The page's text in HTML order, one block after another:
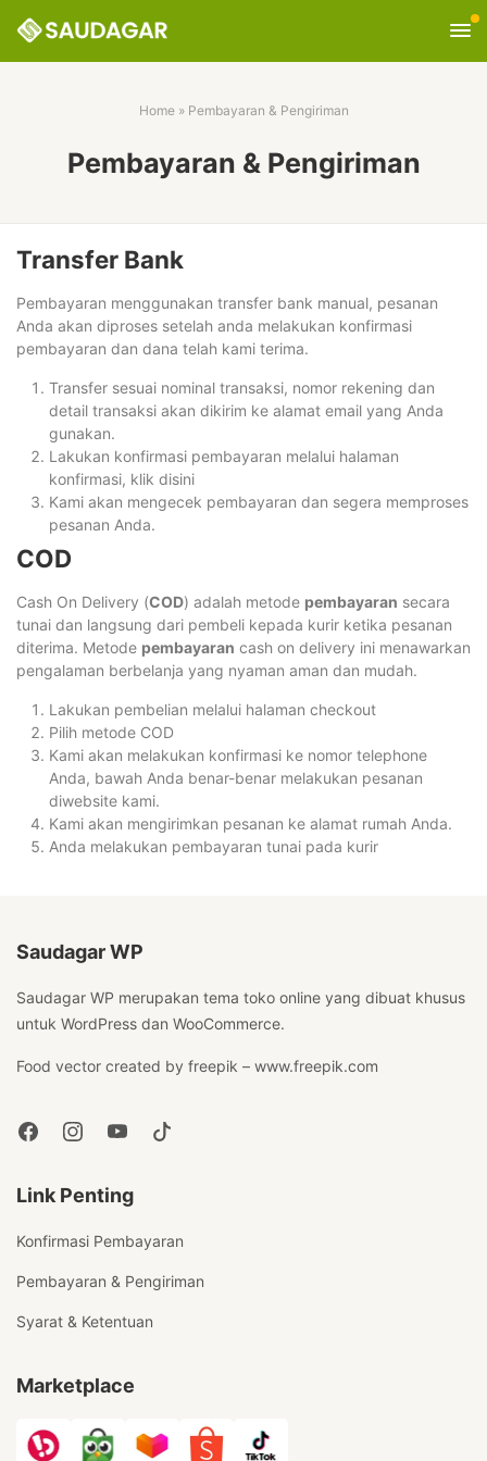
Home» Pembayaran & Pengiriman
Pembayaran & Pengiriman
Transfer Bank
Pembayaran menggunakan transfer bank manual, pesanan
Anda akan diproses setelah anda melakukan konfirmasi
pembayaran dan dana telah kami terima.
Transfer sesuai nominal transaksi, nomor rekening dan
detail transaksi akan dikirim ke alamat email yang Anda
gunakan.
Lakukan konfirmasi pembayaran melalui halaman
konfirmasi, klik disini
Kami akan mengecek pembayaran dan segera memproses
pesanan Anda.
COD
Cash On Delivery (COD) adalah metode pembayaran secara
tunai dan langsung dari pembeli kepada kurir ketika pesanan
diterima. Metode pembayaran cash on delivery ini menawarkan
pengalaman berbelanja yang nyaman aman dan mudah.
Lakukan pembelian melalui halaman checkout
Pilih metode COD
Kami akan melakukan konfirmasi ke nomor telephone
Anda, bawah Anda benar-benar melakukan pesanan
diwebsite kami.
Kami akan mengirimkan pesanan ke alamat rumah Anda.
Anda melakukan pembayaran tunai pada kurir
Saudagar WP
Saudagar WP merupakan tema toko online yang dibuat khusus
untuk WordPress dan WooCommerce.
Food vector created by freepik – www.freepik.com
Link Penting
Konfirmasi Pembayaran
Pembayaran & Pengiriman
Syarat & Ketentuan
Marketplace